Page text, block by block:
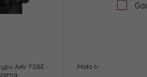
Mała torba zrzutowa - TAN